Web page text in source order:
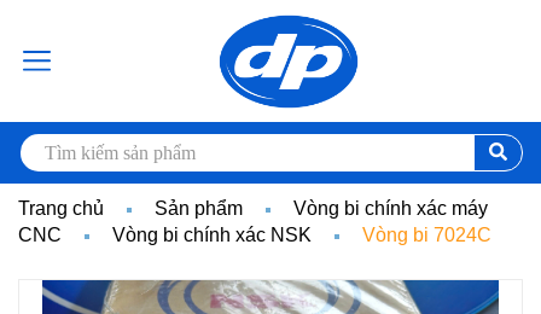
Trang chủ Sản phẩm
Vòng bi chính xác máy
CNC
Vòng bi chính xác NSK Vòng bi 7024C